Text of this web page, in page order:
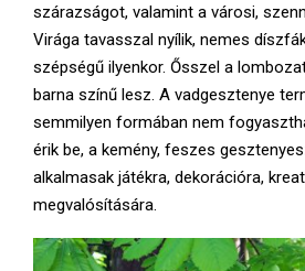
szárazságot, valamint a városi,
Virága tavasszal nyílik, nemes
szépségű ilyenkor. Ősszel a
barna színű lesz. A vadgesztenye
semmilyen formában nem
érik be, a kemény, feszes
alkalmasak játékra, dekorációra,
megvalósítására.